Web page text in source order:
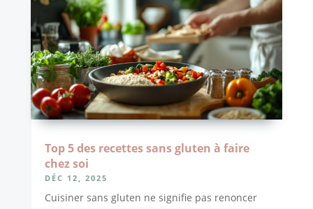
Top 5 des recettes sans gluten à faire
chez soi
DÉC 12, 2025
Cuisiner sans gluten ne signifie pas renoncer